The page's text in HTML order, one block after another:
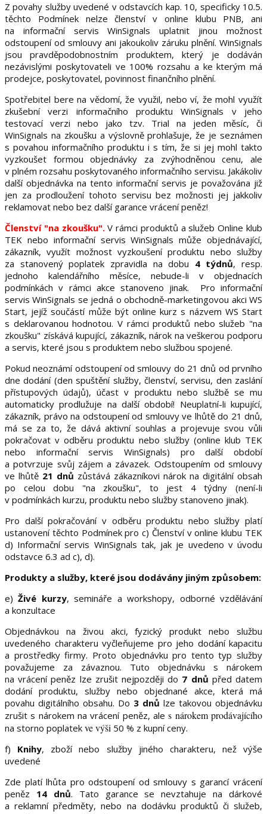
Z povahy služby uvedené v odstavcích kap. 10, specificky 10.5.
těchto Podmínek nelze členství v online klubu PNB, ani
na informační servis WinSignals uplatnit jinou možnost
odstoupení od smlouvy ani jakoukoliv záruku plnění. WinSignals
jsou pravděpodobnostním produktem, který je dodáván
nezávislými poskytovateli ve 100% rozsahu a ke kterým má
prodejce, poskytovatel, povinnost finančního plnění.
Spotřebitel bere na vědomí, že využil, nebo ví, že mohl využít
zkušební verzi informačního produktu WinSignals v jeho
testovací verzi nebo jako tzv. Trial na jeden měsíc, či
WinSignals na zkoušku a výslovně prohlašuje, že je seznámen
s povahou informačního produktu i s tím, že si jej mohl takto
vyzkoušet formou objednávky za zvýhodněnou cenu, ale
v plném rozsahu poskytovaného informačního servisu. Jakákoliv
další objednávka na tento informační servis je považována již
jen za prodloužení tohoto servisu bez možnosti jej jakkoliv
reklamovat nebo bez další garance vrácení peněz!
Členství "na zkoušku".V rámci produktů a služeb Online klub
TEK nebo informační servis WinSignals může objednávající,
zákazník, využít možnost vyzkoušení produktu nebo služby
za stanovený poplatek zpravidla na dobu 4 týdnů, resp.
jednoho kalendářního měsíce, nebude-li v objednacích
podmínkách v rámci akce stanoveno jinak. Pro informační
servis WinSignals se jedná o obchodně-marketingovou akci WS
Start, jejíž součástí může být online kurz s názvem WS Start
s deklarovanou hodnotou. V rámci produktů nebo služeb "na
zkoušku" získává kupující, zákazník, nárok na veškerou podporu
a servis, které jsou s produktem nebo službou spojené.
Pokud neoznámí odstoupení od smlouvy do 21 dnů od prvního
dne dodání (den spuštění služby, členství, servisu, den zaslání
přístupových údajů), účast v produktu nebo službě se mu
automaticky prodlužuje na další období! Neuplatní-li kupující,
zákazník, právo na odstoupení od smlouvy ve lhůtě do 21 dnů,
má se za to, že dává aktivní souhlas a projevuje svou vůli
pokračovat v odběru produktu nebo služby (online klub TEK
nebo informační servis WinSignals) pro další období
a potvrzuje svůj zájem a závazek. Odstoupením od smlouvy
ve lhůtě 21 dnů zůstává zákazníkovi nárok na digitální obsah
po celou dobu "na zkoušku", to jest 4 týdny (není-li
v podmínkách kurzu, produktu nebo služby stanoveno jinak).
Pro další pokračování v odběru produktu nebo služby platí
ustanovení těchto Podmínek pro c) Členství v online klubu TEK
d) Informační servis WinSignals tak, jak je uvedeno v úvodu
odstavce 6.3 ad c), d).
Produkty a služby, které jsou dodávány jiným způsobem:
e)Živé kurzy, semináře a workshopy, odborné vzdělávání
a konzultace
Objednávkou na živou akci, fyzický produkt nebo službu
uvedeného charakteru vyčleňujeme pro jeho dodání kapacitu
a prostředky firmy. Proto objednávku pro tento typ služby
považujeme za závaznou. Tuto objednávku s nárokem
na vrácení peněz lze zrušit nejpozději do 7 dnů před datem
dodání produktu, služby nebo objednané akce, která má
povahu digitálního obsahu. Do 3 dnů lze takovou objednávku
zrušit s nárokem na vrácení peněz, ales nárokem prodávajícího
na storno poplatek ve výši 50 % z kupní ceny.
f) Knihy, zboží nebo služby jiného charakteru, než výše
uvedené
Zde platí lhůta pro odstoupení od smlouvy s garancí vrácení
peněz 14 dnů. Tato garance se nevztahuje na dárkové
a reklamní předměty, nebo na dodávku produktů či služeb,